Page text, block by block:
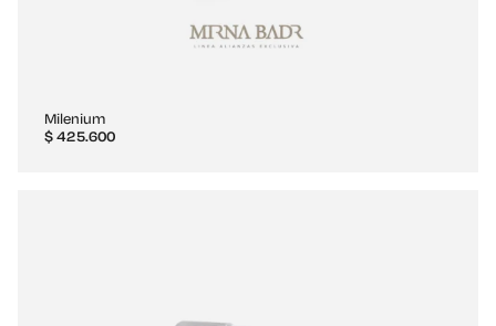
Milenium
$425.600